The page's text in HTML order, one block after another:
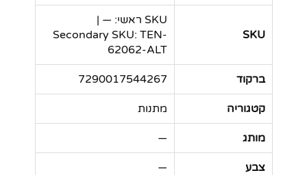
SKU
SKU ראשי: — |
Secondary SKU: TEN-
62062-ALT
ברקוד 7290017544267
קטגוריה מתנות
מותג —
צבע —